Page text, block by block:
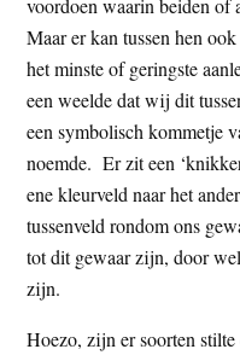
Maar er kan tussen hen
het minste of geringste
een weelde dat wij dit
een symbolisch kommetje
noemde. Er zit een
ene kleurveld naar het
tussenveld rondom ons
tot dit gewaar zijn, door
zijn.
Hoezo, zijn er soorten